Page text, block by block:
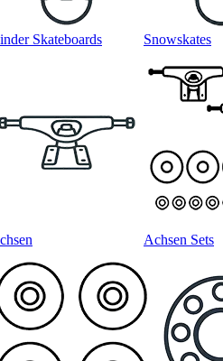
Skateboards Snowskates
Achsen Sets